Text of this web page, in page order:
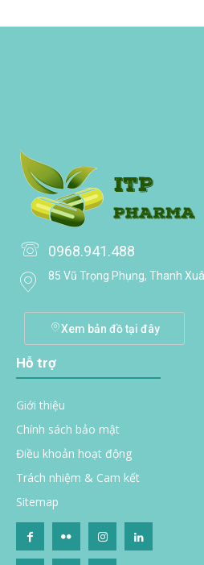
0968.941.488
85 Vũ Trọng Phụng, Thanh
Xem bản đồ tại đây
Hỗ trợ
Giới thiệu
Chính sách bảo mật
Điều khoản hoạt động
Trách nhiệm & Cam kết
Sitemap